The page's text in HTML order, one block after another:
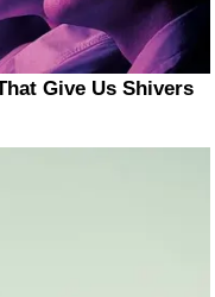
Give Us Shivers